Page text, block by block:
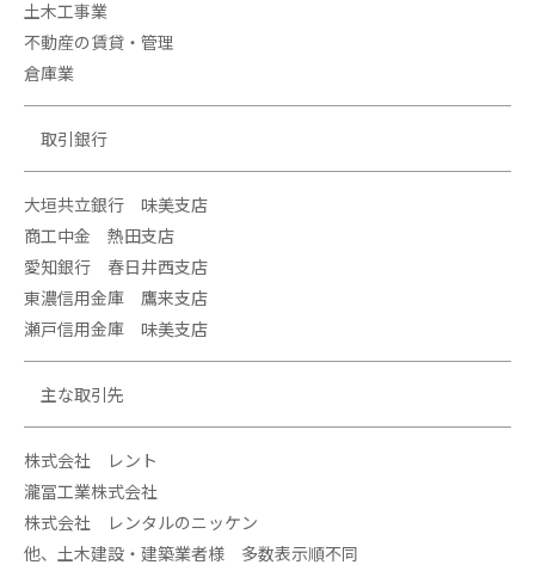
土木工事業
不動産の賃貸・管理
倉庫業
取引銀行
大垣共立銀行 味美支店
商工中金 熱田支店
愛知銀行 春日井西支店
東濃信用金庫 鷹来支店
瀬戸信用金庫 味美支店
主な取引先
株式会社 レント
瀧冨工業株式会社
株式会社 レンタルのニッケン
他、土木建設・建築業者様 多数表示順不同